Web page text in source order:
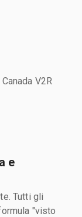
V2R
e
Tutti gli
"visto